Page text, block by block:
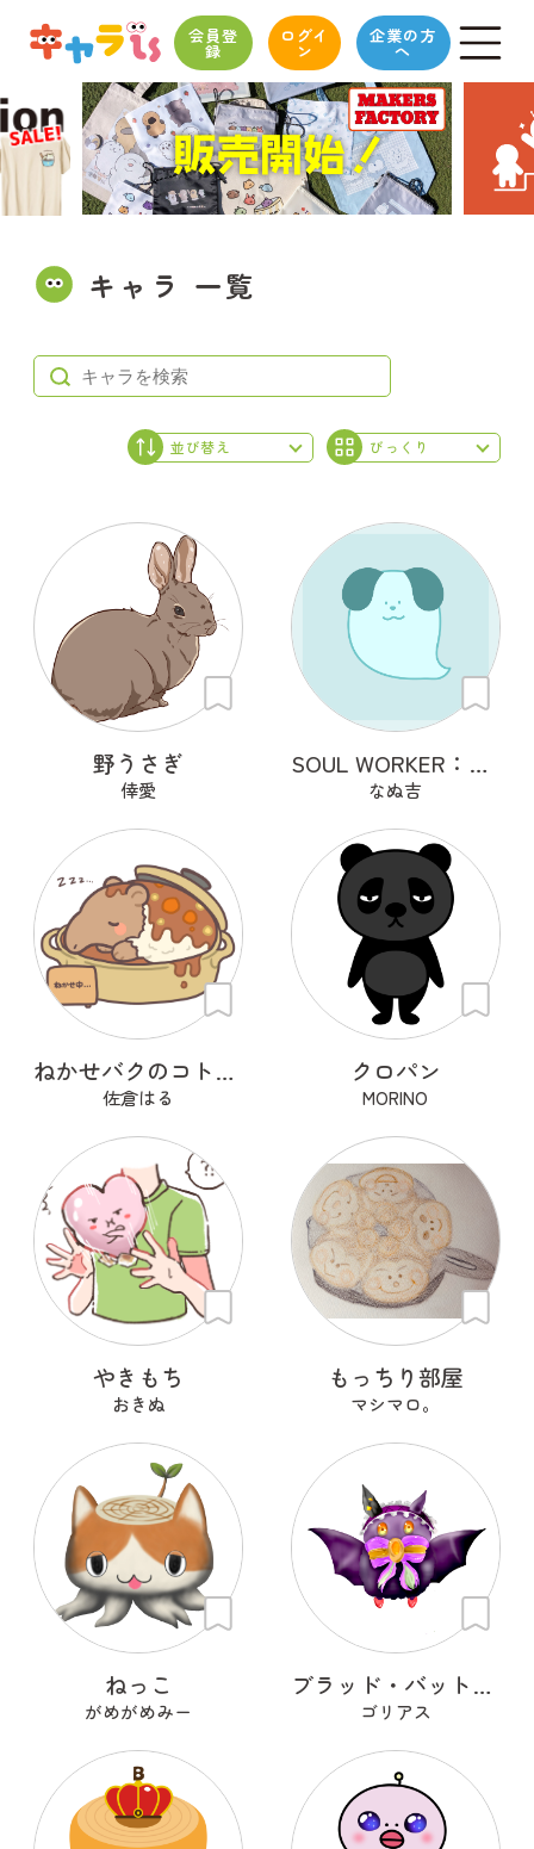
会員登
録
ログイ
ン
企業の方
へ
キャラ 一覧
野うさぎ
倖愛
SOUL WORKER：犬丘
なぬ吉
ねかせバクのコトコト
佐倉はる
クロパン
MORINO
やきもち
おきぬ
もっちり部屋
マシマロ。
ねっこ
がめがめみー
ブラッド・バット・ガブリエラ
ゴリアス